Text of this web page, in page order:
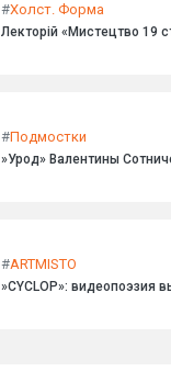
#Холст. Форма
Лекторій «Мистецтво 19
#Подмостки
»Урод» Валентины
#ARTMISTO
»CYCLOP»: видеопоэзия